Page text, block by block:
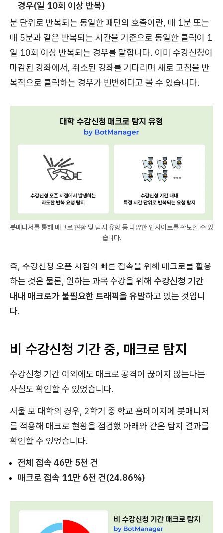
경우(일 10회 이상 반복)
분 단위로 반복되는 동일한 패턴의 호출이란, 매 1분 또는
매 5분과 같은 반복되는 시간을 기준으로 동일한 클릭이 1
일 10회 이상 반복되는 경우를 말합니다. 이미 수강신청이
마감된 강좌에서, 취소된 강좌를 기다리며 새로 고침을 반
복적으로 클릭하는 경우가 빈번하다고 볼 수 있습니다.
봇매니저를 통해 매크로 현황 및 탐지 유형 등 다양한 인사이트를 확보할 수 있
습니다.
즉, 수강신청 오픈 시점의 빠른 접속을 위해 매크로를 활용
하는 것은 물론, 원하는 과목 수강을 위해 수강신청 기간
내내 매크로가 불필요한 트래픽을 유발하고 있는 것입니
다.
비 수강신청 기간 중, 매크로 탐지
수강신청 기간 이외에도 매크로 공격이 끊이지 않는다는
사실도 확인할 수 있었습니다.
서울 모 대학의 경우, 2학기 중 학교 홈페이지에 봇매니저
를 적용해 매크로 현황을 점검했 아래와 같은 탐지 결과를
확인할 수 있었습니다.
전체 접속 46만 5천 건
매크로 접속 11만 6천 건(24.86%)